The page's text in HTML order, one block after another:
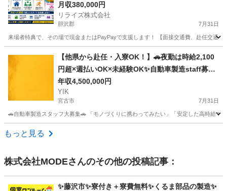
む場所に困ってる方必見の案件です！簡単な電子
部品の製造・加工のお仕事♪
月収380,000円
リライズ株式会社
胆沢郡 7月31日
来場者特典で、その場で現金またはPayPayで支援します！ 【面接交通費、赴任交通
その他 業務
【他県から赴任・入寮OK！】🚗夜勤は時給2,100
円超×週払いOK×未経験OK✨自動車製造staff募
集！＜ID：119377＞
年収4,500,000円
YIK
宮古市 7月31日
🚗自動車製造スタッフ大募集🚗 「モノづくりに携わってみたい」「安定した高時給
岩手 宮古市
もっと見る
株式会社MODEさんのその他の投稿記事：
✨藤沢市✨寮付き＋寮費無料✨くるま部品の製造✨